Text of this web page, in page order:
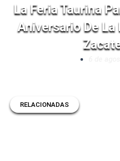
La Feria Taurina
Aniversario De
RELACIONADAS